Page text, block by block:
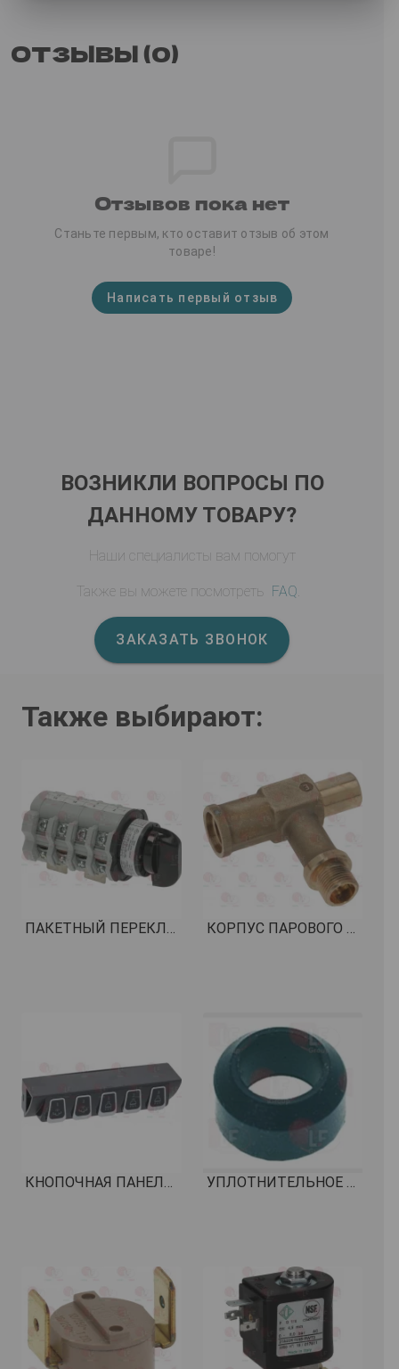
ОТЗЫВЫ (0)
Отзывов пока нет
Станьте первым, кто оставит отзыв об этом
товаре!
Написать первый отзыв
ВОЗНИКЛИ ВОПРОСЫ ПО
ДАННОМУ ТОВАРУ?
Наши специалисты вам помогут
Также вы можете посмотреть FAQ
ЗАКАЗАТЬ ЗВОНОК
Также выбирают:
ПАКЕТНЫЙ ПЕРЕКЛЮЧАТЕЛЬ, ПОЗИЦИИ 0-2 32A 690V КОД: 1057543 КОРПУС ПАРОВОГО КРАНА OT-57 КОД: 5083101